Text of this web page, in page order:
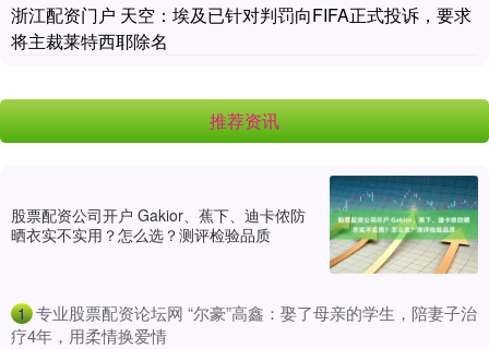
浙江配资门户 天空：埃及已针对判罚向FIFA正式投诉，要求
将主裁莱特西耶除名
推荐资讯
股票配资公司开户 Gakior、蕉下、迪卡侬防
晒衣实不实用？怎么选？测评检验品质
1 ​专业股票配资论坛网 “尔豪”高鑫：娶了母亲的学生，陪妻子治
疗4年，用柔情换爱情